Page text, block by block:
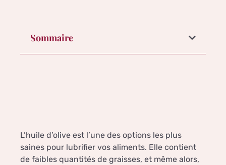
Sommaire
L’huile d’olive est l’une des options les plus
saines pour lubrifier vos aliments. Elle contient
de faibles quantités de graisses, et même alors,